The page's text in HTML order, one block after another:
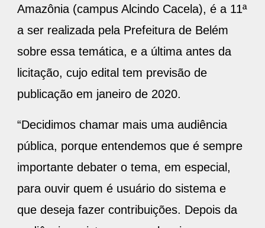
Amazônia (campus Alcindo Cacela), é a 11ª
a ser realizada pela Prefeitura de Belém
sobre essa temática, e a última antes da
licitação, cujo edital tem previsão de
publicação em janeiro de 2020.
“Decidimos chamar mais uma audiência
pública, porque entendemos que é sempre
importante debater o tema, em especial,
para ouvir quem é usuário do sistema e
que deseja fazer contribuições. Depois da